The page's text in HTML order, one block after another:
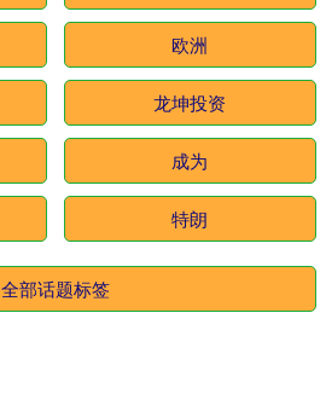
欧洲
龙坤投资
成为
特朗
全部话题标签